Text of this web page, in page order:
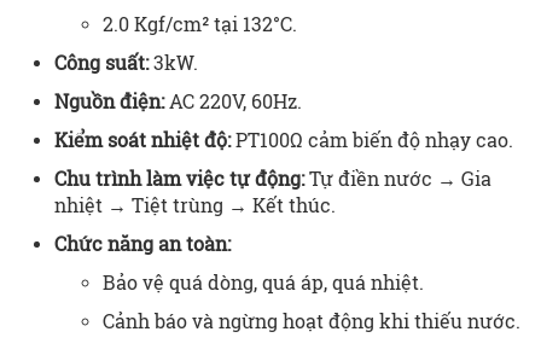
2.0 Kgf/cm² tại 132°C.
Công suất:3kW.
Nguồn điện:AC 220V, 60Hz.
Kiểm soát nhiệt độ:PT100Ω cảm biến độ nhạy cao.
Chu trình làm việc tự động:Tự điền nước → Gia
nhiệt → Tiệt trùng → Kết thúc.
Chức năng an toàn:
Bảo vệ quá dòng, quá áp, quá nhiệt.
Cảnh báo và ngừng hoạt động khi thiếu nước.